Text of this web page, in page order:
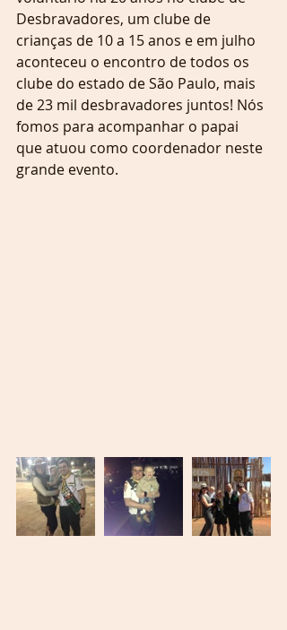
Desbravadores, um clube de
crianças de 10 a 15 anos e em julho
aconteceu o encontro de todos os
clube do estado de São Paulo, mais
de 23 mil desbravadores juntos! Nós
fomos para acompanhar o papai
que atuou como coordenador neste
grande evento.